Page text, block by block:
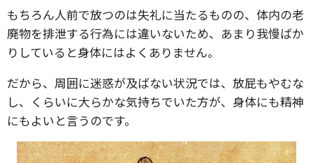
もちろん人前で放つのは失礼に当たるものの、体内の老
廃物を排泄する行為には違いないため、あまり我慢ばか
りしていると身体にはよくありません。
だから、周囲に迷惑が及ばない状況では、放屁もやむな
し、くらいに大らかな気持ちでいた方が、身体にも精神
にもよいと言うのです。